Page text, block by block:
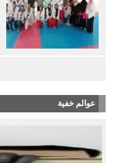
عوالم خفية